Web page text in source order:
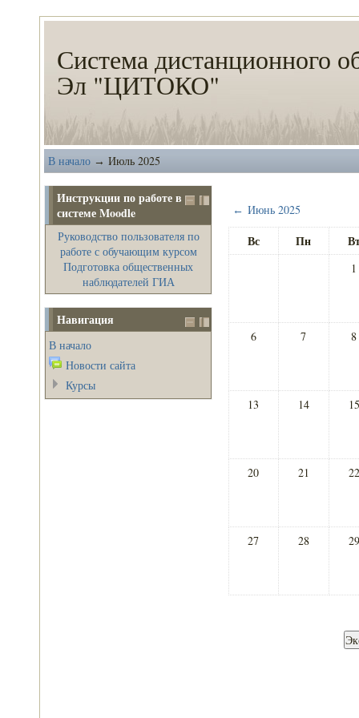
Система дистанционного
Эл "ЦИТОКО"
В начало → Июль 2025
← Июнь 2025
Вс Пн
1
6 7 8
13 14 15
20 21 22
27 28 29
Инструкции по работе в
системе Moodle
Руководство пользователя по
работе с обучающим курсом
Подготовка общественных
наблюдателей ГИА
Навигация
В начало
Новости сайта
Курсы